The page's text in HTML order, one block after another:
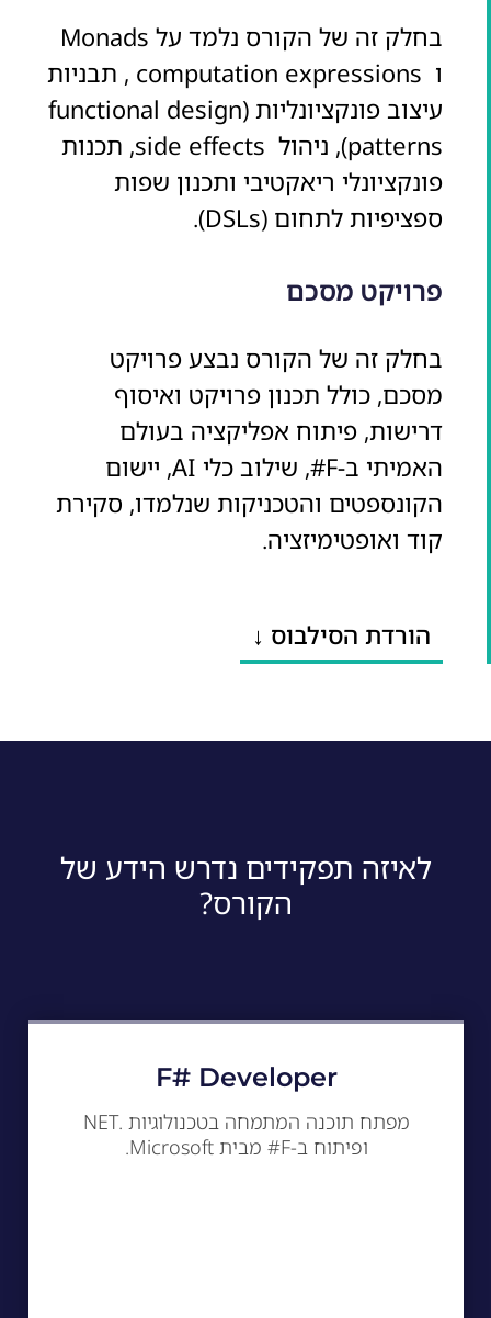
ו computation expressions , תבניות
עיצוב פונקציונליות (functional design
patterns), ניהול side effects, תכנות
פונקציונלי ריאקטיבי ותכנון שפות
ספציפיות לתחום (DSLs).
פרויקט מסכם
בחלק זה של הקורס נבצע פרויקט
מסכם, כולל תכנון פרויקט ואיסוף
דרישות, פיתוח אפליקציה בעולם
האמיתי ב-F#, שילוב כלי AI, יישום
הקונספטים והטכניקות שנלמדו, סקירת
קוד ואופטימיזציה.
הורדת הסילבוס ↓
לאיזה תפקידים נדרש הידע של
הקורס?
F# Developer
מפתח תוכנה המתמחה בטכנולוגיות .NET
ופיתוח ב-F# מבית Microsoft.